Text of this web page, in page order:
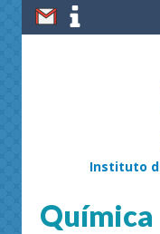
Instituto
Química